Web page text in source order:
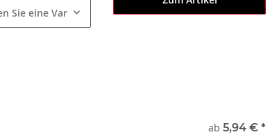
Sie eine Variation.
ab 5,94 € *